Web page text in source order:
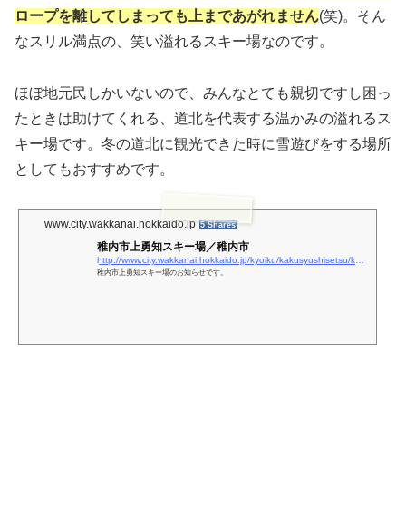
ロープを離してしまっても上まであがれません(笑)。そん
なスリル満点の、笑い溢れるスキー場なのです。
ほぼ地元民しかいないので、みんなとても親切ですし困っ
たときは助けてくれる、道北を代表する温かみの溢れるス
キー場です。冬の道北に観光できた時に雪遊びをする場所
としてもおすすめです。
www.city.wakkanai.hokkaido.jp 5 Shares
稚内市上勇知スキー場／稚内市
稚内市上勇知スキー場のお知らせです。